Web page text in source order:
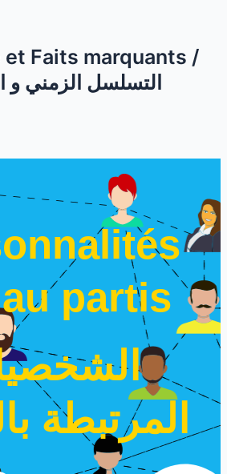
Faits marquants /
التسلسل الزمني و
partis
المرتبطة